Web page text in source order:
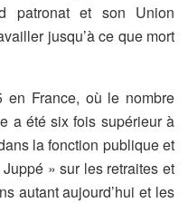
patronat et son Union
jusqu’à ce que mort
France, où le nombre
a été six fois supérieur à
la fonction publique et
» sur les retraites et
autant aujourd’hui et les